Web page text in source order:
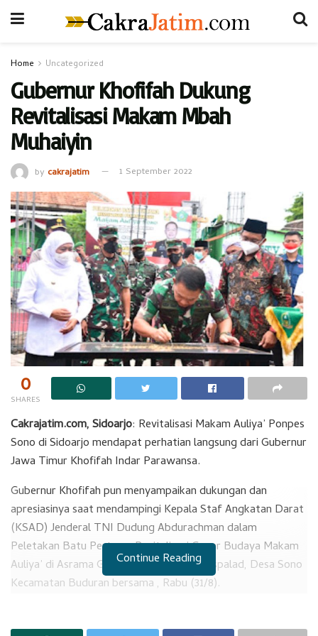
Home Uncategorized
Gubernur Khofifah Dukung
Revitalisasi Makam Mbah
Muhaiyin
by cakrajatim 1 September 2022
0
SHARES
Cakrajatim.com, Sidoarjo: Revitalisasi Makam Auliya’ Ponpes
Sono di Sidoarjo mendapat perhatian langsung dari Gubernur
Jawa Timur Khofifah Indar Parawansa.
Gubernur Khofifah pun menyampaikan dukungan dan
apresiasinya saat mendampingi Kepala Staf Angkatan Darat
(KSAD) Jenderal TNI Dudung Abdurachman dalam
Peletakan Batu Pertama Revitalisasi Cagar Budaya Makam
Auliya’ di Asrama Gupusjat Optronik II Puspalad, Desa Sono
Kecamatan Buduran bersama , Rabu (31/8).
Continue Reading